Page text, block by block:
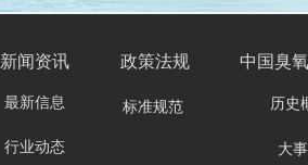
中国臭
新闻资讯
标准规范
政策法规
最新信息
行业动态
历史
大